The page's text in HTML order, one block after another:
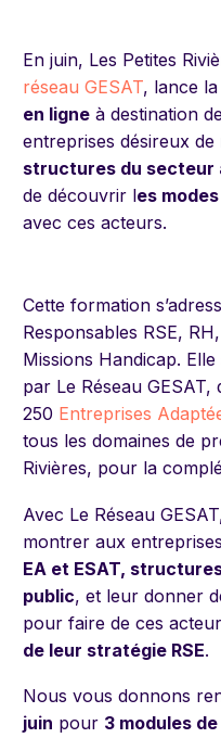
En juin, Les Petites
réseau GESAT, lance la
en ligne à destination
entreprises désireux de
structures du secteur
de découvrir les
avec ces acteurs.
Cette formation
Responsables RSE,
Missions Handicap.
par Le Réseau
250 Entreprises
tous les domaines de
Rivières, pour la
Avec Le Réseau
montrer aux entreprises
EA et ESAT,
public, et leur donner
pour faire de ces
de leur stratégie RSE.
Nous vous donnons r
juin pour 3 modules